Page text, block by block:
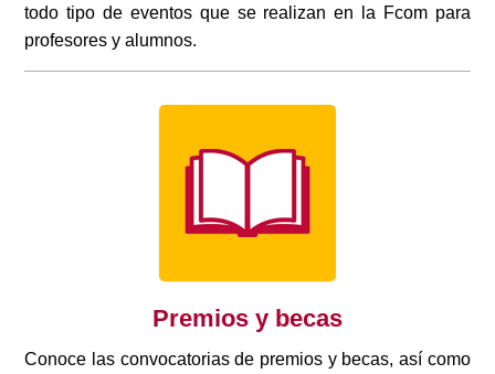
todo tipo de eventos que se realizan en la Fcom para
profesores y alumnos.
Premios y becas
Conoce las convocatorias de premios y becas, así como